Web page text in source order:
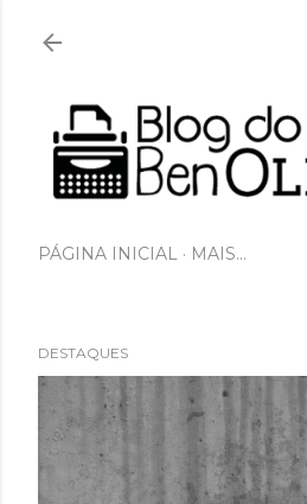
PÁGINA INICIAL MAIS…
DESTAQUES